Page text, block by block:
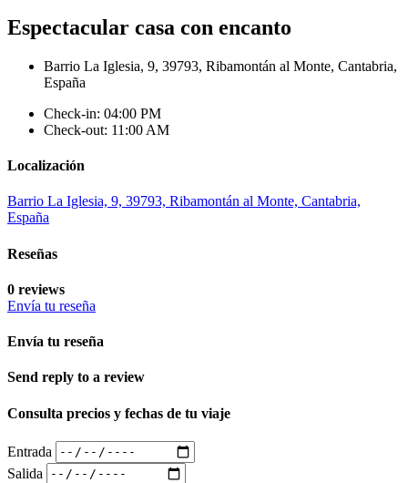
Espectacular casa con encanto
Barrio La Iglesia, 9, 39793, Ribamontán al Monte, Cantabria,
España
Check-in: 04:00 PM
Check-out: 11:00 AM
Localización
Barrio La Iglesia, 9, 39793, Ribamontán al Monte, Cantabria,
España
Reseñas
0 reviews
Envía tu reseña
Envía tu reseña
Send reply to a review
Consulta precios y fechas de tu viaje
Entrada
Salida